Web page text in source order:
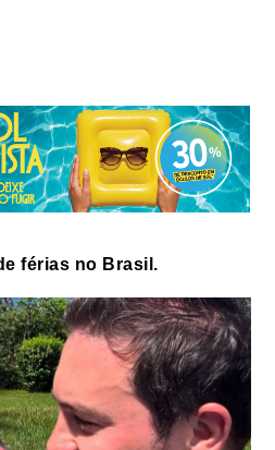
férias no Brasil.